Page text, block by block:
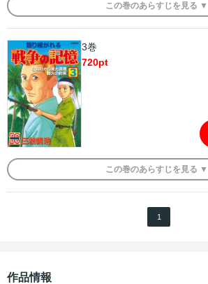
この巻のあらすじを 見る ▼
3巻
720pt
この巻のあらすじを 見る ▼
1
作品情報